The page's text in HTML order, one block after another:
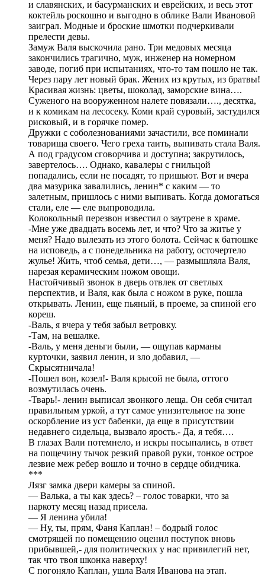
и славянских, и басурманских и еврейских, и весь этот
коктейль роскошно и выгодно в облике Вали Ивановой
заиграл. Модные и броские шмотки подчеркивали
прелести девы.
Замуж Валя выскочила рано. Три медовых месяца
закончились трагично, муж, инженер на номерном
заводе, погиб при испытаниях, что-то там пошло не так.
Через пару лет новый брак. Жених из крутых, из братвы!
Красивая жизнь: цветы, шоколад, заморские вина….
Суженого на вооруженном налете повязали…., десятка,
и к комикам на лесосеку. Коми край суровый, застудился
рисковый, и в горячке помер.
Дружки с соболезнованиями зачастили, все поминали
товарища своего. Чего греха таить, выпивать стала Валя.
А под градусом сговорчива и доступна; закрутилось,
завертелось…. Однако, кавалеры с гнильцой
попадались, если не посадят, то пришьют. Вот и вчера
два мазурика завалились, ленин* с каким — то
залетным, пришлось с ними выпивать. Когда домогаться
стали, еле — еле выпроводила.
Колокольный перезвон известил о заутрене в храме.
-Мне уже двадцать восемь лет, и что? Что за житье у
меня? Надо вылезать из этого болота. Сейчас к батюшке
на исповедь, а с понедельника на работу, осточертело
жулье! Жить, чтоб семья, дети…, — размышляла Валя,
нарезая керамическим ножом овощи.
Настойчивый звонок в дверь отвлек от светлых
перспектив, и Валя, как была с ножом в руке, пошла
открывать. Ленин, еще пьяный, в проеме, за спиной его
кореш.
-Валь, я вчера у тебя забыл ветровку.
-Там, на вешалке.
-Валь, у меня деньги были, — ощупав карманы
курточки, заявил ленин, и зло добавил, —
Скрысятничала!
-Пошел вон, козел!- Валя крысой не была, оттого
возмутилась очень.
-Тварь!- ленин выписал звонкого леща. Он себя считал
правильным уркой, а тут самое унизительное на зоне
оскорбление из уст бабенки, да еще в присутствии
недавнего сидельца, вызвало ярость.- Да, я тебя….
В глазах Вали потемнело, и искры посыпались, в ответ
на пощечину тычок резкий правой руки, тонкое острое
лезвие меж ребер вошло и точно в сердце обидчика.
***
Лязг замка двери камеры за спиной.
— Валька, а ты как здесь? – голос товарки, что за
наркоту месяц назад присела.
— Я ленина убила!
— Ну, ты, прям, Фаня Каплан! – бодрый голос
смотрящей по помещению оценил поступок вновь
прибывшей,- для политических у нас привилегий нет,
так что твоя шконка наверху!
С погоняло Каплан, ушла Валя Иванова на этап.